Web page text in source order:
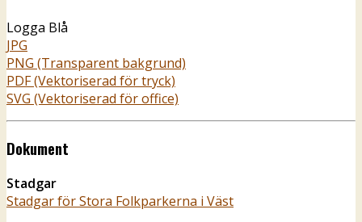
Logga Blå
JPG
PNG (Transparent bakgrund)
PDF (Vektoriserad för tryck)
SVG (Vektoriserad för office)
Dokument
Stadgar
Stadgar för Stora Folkparkerna i Väst